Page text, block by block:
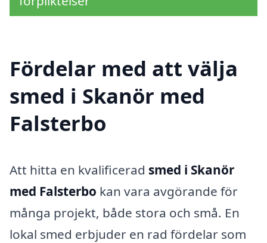
Fördelar med att välja
smed i Skanör med
Falsterbo
Att hitta en kvalificerad smed i Skanör
med Falsterbo kan vara avgörande för
många projekt, både stora och små. En
lokal smed erbjuder en rad fördelar som